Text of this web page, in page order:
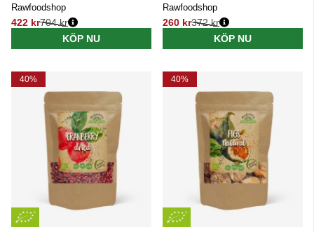
Rawfoodshop
422 kr
Ordinarie pris:
704 kr
KÖP NU
Rawfoodshop
260 kr
Ordinarie pris:
372 kr
KÖP NU
40% 40%